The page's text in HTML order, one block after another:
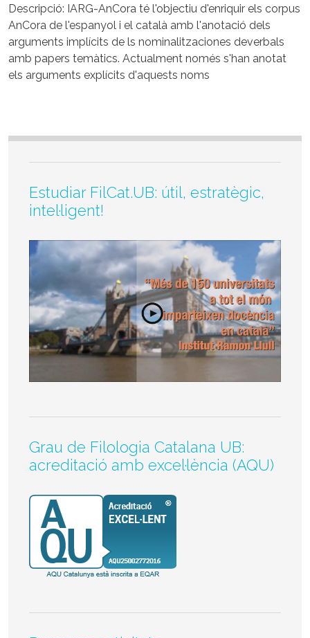
Descripció: IARG-AnCora té l'objectiu d'enriquir els corpus
AnCora de l'espanyol i el català amb l'anotació dels
arguments implícits de ls nominalitzaciones deverbals
amb papers temàtics. Actualment només s'han anotat
els arguments explícits d'aquests noms
Estudiar FilCat.UB: útil, estratègic,
intel·ligent!
Grau de Filologia Catalana UB:
acreditació amb excel·lència (AQU)